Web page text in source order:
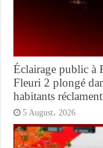
Éclairage public à
Fleuri 2 plongé
habitants
5 August، 2026